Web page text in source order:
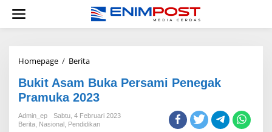
konten
Homepage / BeritaBukit
Buka
Persami
Penegak
Pramuka
2023
Bukit Asam Buka Persami Penegak
Pramuka 2023
Admin_ep
Sabtu, 4 Februari 2023
Berita Nasional Pendidikan